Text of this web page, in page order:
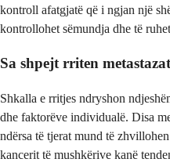
kontroll afatgjatë që i ngjan një
kontrollohet sëmundja dhe të
Sa shpejt rriten
Shkalla e rritjes ndryshon
dhe faktorëve individualë. Disa
ndërsa të tjerat mund të
kancerit të mushkërive kanë